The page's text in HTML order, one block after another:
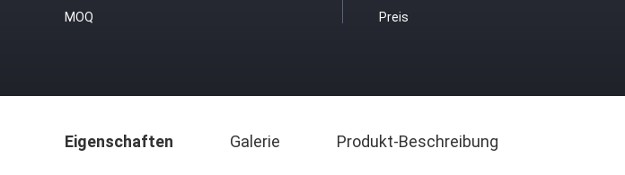
MOQ Preis
Eigenschaften Galerie Produkt-Beschreibung